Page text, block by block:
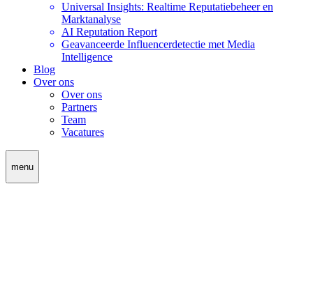
Universal Insights: Realtime Reputatiebeheer en
Marktanalyse
AI Reputation Report
Geavanceerde Influencerdetectie met Media
Intelligence
Blog
Over ons
Over ons
Partners
Team
Vacatures
menu